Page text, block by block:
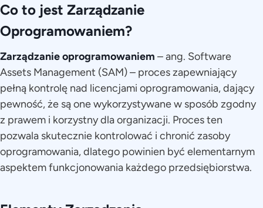
Co to jest Zarządzanie
Oprogramowaniem?
Zarządzanie oprogramowaniem – ang. Software
Assets Management (SAM) – proces zapewniający
pełną kontrolę nad licencjami oprogramowania, dający
pewność, że są one wykorzystywane w sposób zgodny
z prawem i korzystny dla organizacji. Proces ten
pozwala skutecznie kontrolować i chronić zasoby
oprogramowania, dlatego powinien być elementarnym
aspektem funkcjonowania każdego przedsiębiorstwa.